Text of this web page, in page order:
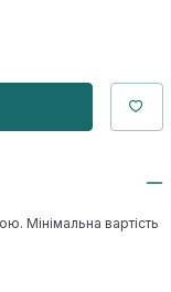
Мінімальна вартість